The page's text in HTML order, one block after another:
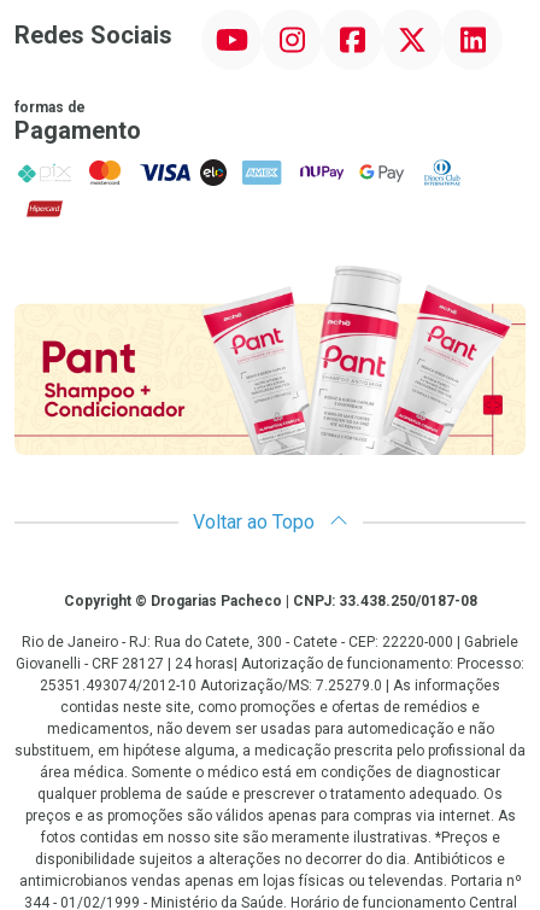
Redes Sociais InstagramFacebookTwitter Linkedin
formas de
Pagamento
PIX MasterCard
VISA ELO AMEX NuPay Google PayDiners Club
Hipercard
Promoção em Destaque
Voltar ao Topo
CopyrightCopyright © Drogarias Pacheco | CNPJ: 33.438.250/0187-08
Rio de Janeiro - RJ: Rua do Catete, 300 - Catete - CEP: 22220-000 | Gabriele
Giovanelli - CRF 28127 | 24 horas| Autorização de funcionamento: Processo:
25351.493074/2012-10 Autorização/MS: 7.25279.0 | As informações
contidas neste site, como promoções e ofertas de remédios e
medicamentos, não devem ser usadas para automedicação e não
substituem, em hipótese alguma, a medicação prescrita pelo profissional da
área médica. Somente o médico está em condições de diagnosticar
qualquer problema de saúde e prescrever o tratamento adequado. Os
preços e as promoções são válidos apenas para compras via internet. As
fotos contidas em nosso site são meramente ilustrativas. *Preços e
disponibilidade sujeitos a alterações no decorrer do dia. Antibióticos e
antimicrobianos vendas apenas em lojas físicas ou televendas. Portaria nº
344 - 01/02/1999 - Ministério da Saúde. Horário de funcionamento Central